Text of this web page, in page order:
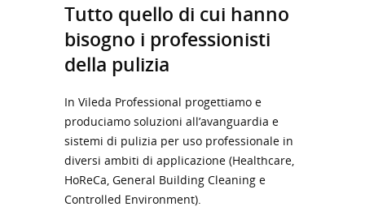
Tutto quello di cui hanno
bisogno i professionisti
della pulizia
In Vileda Professional progettiamo e
produciamo soluzioni all’avanguardia e
sistemi di pulizia per uso professionale in
diversi ambiti di applicazione (Healthcare,
HoReCa, General Building Cleaning e
Controlled Environment).